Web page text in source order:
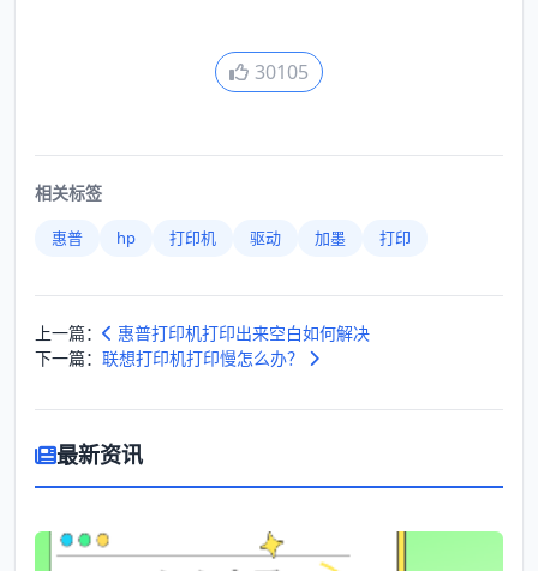
30105
相关标签
惠普 hp 打印机 驱动 加墨 打印
上一篇：
惠普打印机打印出来空白如何解决
下一篇： 联想打印机打印慢怎么办？
最新资讯